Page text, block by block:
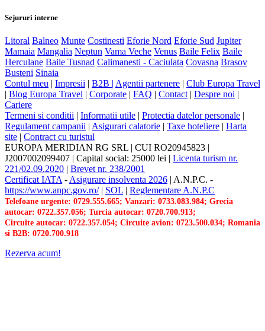
Sejururi interne
Litoral Balneo Munte Costinesti Eforie Nord Eforie Sud Jupiter
Mamaia Mangalia Neptun Vama Veche Venus Baile Felix Baile
Herculane Baile Tusnad Calimanesti - Caciulata Covasna Brasov
Busteni Sinaia
Contul meu | Impresii | B2B | Agentii partenere | Club Europa Travel
| Blog Europa Travel | Corporate | FAQ | Contact | Despre noi |
Cariere
Termeni si conditii | Informatii utile | Protectia datelor personale |
Regulament campanii | Asigurari calatorie | Taxe hoteliere | Harta
site | Contract cu turistul
EUROPA MERIDIAN RG SRL | CUI RO20945823 |
J2007002099407 | Capital social: 25000 lei | Licenta turism nr.
221/02.09.2020 | Brevet nr. 238/2001
Certificat IATA - Asigurare insolventa 2026 | A.N.P.C. -
https://www.anpc.gov.ro/| SOL | Reglementare A.N.P.C
Telefoane urgente: 0729.555.665; Vanzari: 0733.083.984; Grecia
autocar: 0722.357.056; Turcia autocar: 0720.700.913;
Circuite autocar: 0722.357.054; Circuite avion: 0723.500.034; Romania
si B2B: 0720.700.918
Rezerva acum!